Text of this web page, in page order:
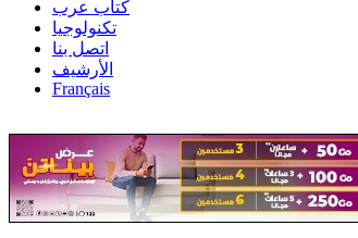
كتاب عرب
تكنولوجيا
اتصل بنا
الأرشيف
Français